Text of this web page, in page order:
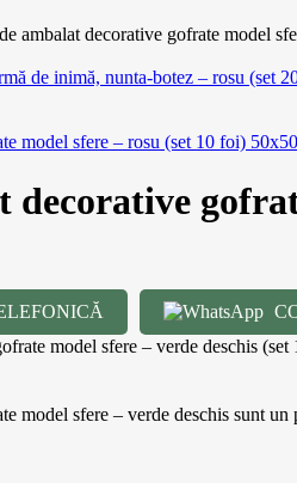
ambalat decorative gofrate model
de inimă, nunta-botez – rosu (set
model sfere – rosu (set 10 foi)
decorative
model sfere – verde deschis
model sfere – verde deschis sunt